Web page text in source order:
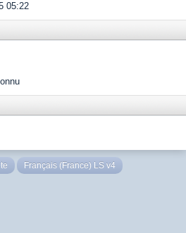
05:22
Français (France) LS v4